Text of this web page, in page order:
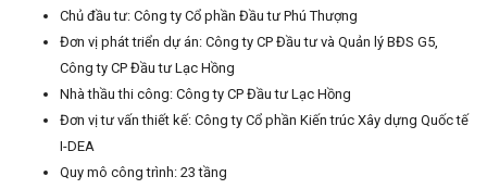
Chủ đầu tư: Công ty Cổ phần Đầu tư Phú Thượng
Đơn vị phát triển dự án: Công ty CP Đầu tư và Quản lý BĐS G5,
Công ty CP Đầu tư Lạc Hồng
Nhà thầu thi công: Công ty CP Đầu tư Lạc Hồng
Đơn vị tư vấn thiết kế: Công ty Cổ phần Kiến trúc Xây dựng Quốc tế
I-DEA
Quy mô công trình: 23 tầng